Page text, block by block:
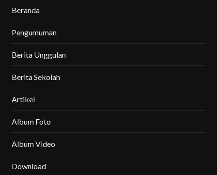
Beranda
Pengumuman
Berita Unggulan
Berita Sekolah
Artikel
Album Foto
Album Video
Download